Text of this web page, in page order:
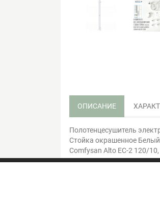
ОПИСАНИЕ
Полотенцесушитель
Стойка окрашенное
Comfysan Alto EC-2 120/